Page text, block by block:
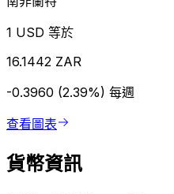
1 USD 等於
16.1442 ZAR
-0.3960 (2.39%) 每週
查看圖表
貨幣資訊